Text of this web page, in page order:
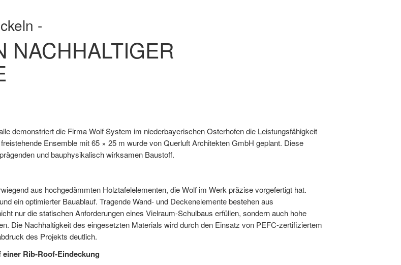
-
NACHHALTIGER
demonstriert die Firma Wolf System im niederbayerischen Osterhofen die Leistungsfähigkeit
Ensemble mit 65 × 25 m wurde von Querluft Architekten GmbH geplant. Diese
und bauphysikalisch wirksamen Baustoff.
aus hochgedämmten Holztafelelementen, die Wolf im Werk präzise vorgefertigt hat.
ein optimierter Bauablauf. Tragende Wand- und Deckenelemente bestehen aus
nur die statischen Anforderungen eines Vielraum-Schulbaus erfüllen, sondern auch hohe
Die Nachhaltigkeit des eingesetzten Materials wird durch den Einsatz von PEFC-zertifiziertem
des Projekts deutlich.
Rib-Roof-Eindeckung